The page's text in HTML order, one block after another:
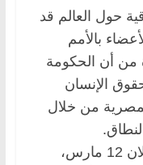
حقوقية حول العالم قد
بالأمم
2021، محذرة من أن الحكومة
الإنسان
من خلال
وجاء في البيان المشترك، أن “إعلان 12 مارس،